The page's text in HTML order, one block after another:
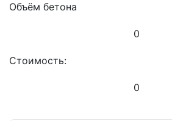
Объём бетона
0
Стоимость:
0